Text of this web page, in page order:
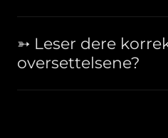
➳ Leser dere
oversettelsene?